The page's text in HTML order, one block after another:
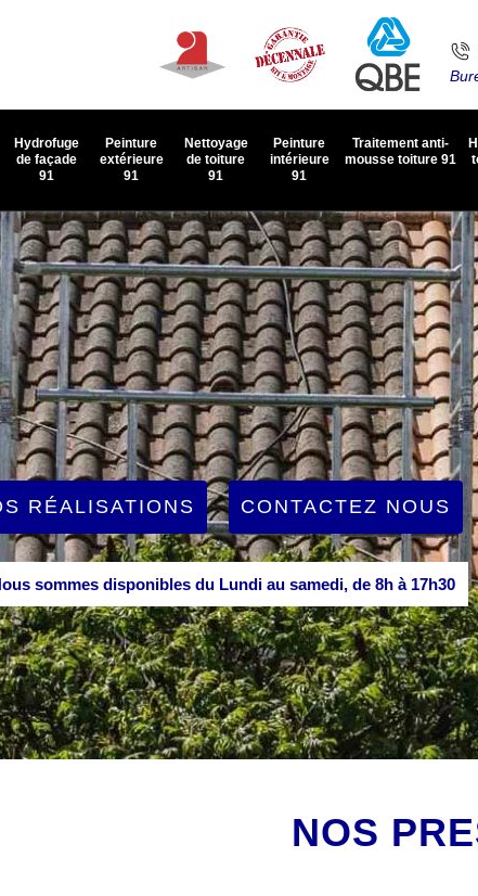
Hydrofuge
de façade
91
Peinture
extérieure
91
Nettoyage
de toiture
91
Peinture
intérieure
91
Traitement anti-
mousse toiture 91
RÉALISATIONS CONTACTEZ NOUS
sommes disponibles du Lundi au samedi, de 8h à 17h30
NOS